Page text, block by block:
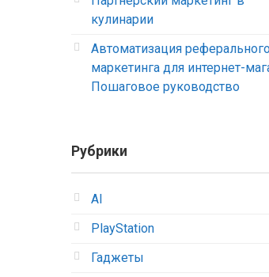
кулинарии
Автоматизация
маркетинга для интернет-
Пошаговое руководство
Рубрики
AI
PlayStation
Гаджеты